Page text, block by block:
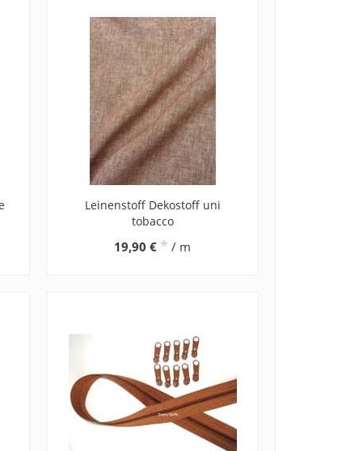
Leinenstoff Dekostoff uni
tobacco
19,90 € * / m